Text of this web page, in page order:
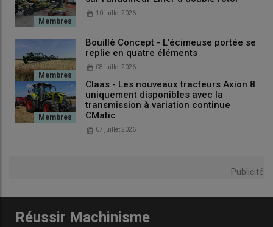
10 juillet 2026
Bouillé Concept - L'écimeuse portée se
replie en quatre éléments
08 juillet 2026
Claas - Les nouveaux tracteurs Axion 8
uniquement disponibles avec la
transmission à variation continue
CMatic
07 juillet 2026
Publicité
Réussir Machinisme